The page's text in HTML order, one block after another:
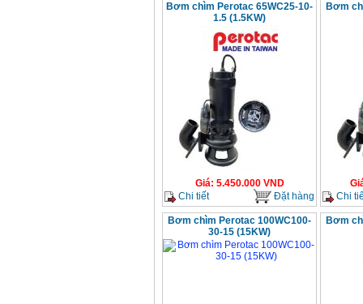
Bơm chìm Perotac 65WC25-10-
1.5 (1.5KW)
Giá: 5.450.000VND
Chi tiết
Đặt hàng
Bơm
Chi
Bơm chìm Perotac 100WC100-
30-15 (15KW)
Bơm